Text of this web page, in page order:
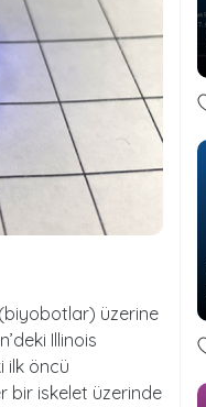
üzerine
Illinois
ilk öncü
bir iskelet üzerinde